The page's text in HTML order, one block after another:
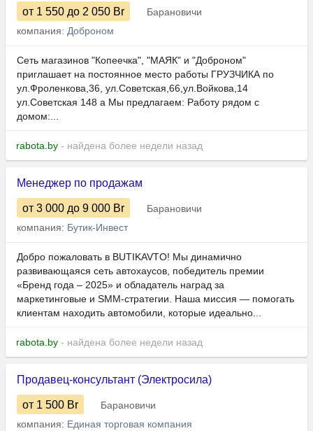
от 1 550 до 2 050 Br
Барановичи
компания: Доброном
Сеть магазинов "Копеечка", "МАЯК" и "Доброном"
приглашает на постоянное место работы ГРУЗЧИКА по
ул.Фроленкова,36, ул.Советская,66,ул.Войкова,14
ул.Советская 148 а Мы предлагаем: Работу рядом с
домом:...
rabota.by - найдена более недели назад
Менеджер по продажам
от 3 000 до 9 000 Br
Барановичи
компания: Бутик-Инвест
Добро пожаловать в BUTIKAVTO! Мы динамично
развивающаяся сеть автохаусов, победитель премии
«Бренд года – 2025» и обладатель наград за
маркетинговые и SMM-стратегии. Наша миссия — помогать
клиентам находить автомобили, которые идеально...
rabota.by - найдена более недели назад
Продавец-консультант (Электросила)
от 1 500 Br
Барановичи
компания: Единая торговая компания